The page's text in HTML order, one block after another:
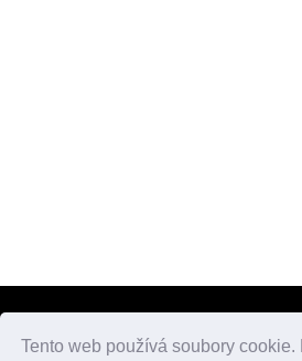
Tento web používá soubory cookie.